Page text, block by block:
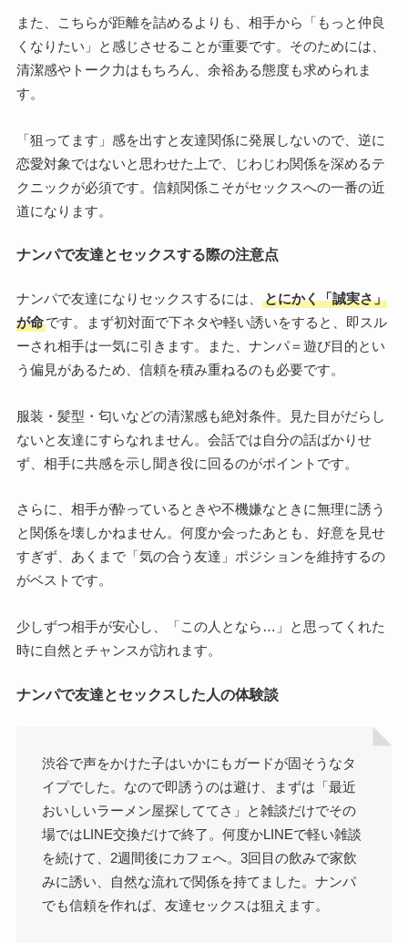
また、こちらが距離を詰めるよりも、相手から「もっと仲良
くなりたい」と感じさせることが重要です。そのためには、
清潔感やトーク力はもちろん、余裕ある態度も求められま
す。
「狙ってます」感を出すと友達関係に発展しないので、逆に
恋愛対象ではないと思わせた上で、じわじわ関係を深めるテ
クニックが必須です。信頼関係こそがセックスへの一番の近
道になります。
ナンパで友達とセックスする際の注意点
ナンパで友達になりセックスするには、
とにかく「誠実さ」
が命です。まず初対面で下ネタや軽い誘いをすると、即スル
ーされ相手は一気に引きます。また、ナンパ＝遊び目的とい
う偏見があるため、信頼を積み重ねるのも必要です。
服装・髪型・匂いなどの清潔感も絶対条件。見た目がだらし
ないと友達にすらなれません。会話では自分の話ばかりせ
ず、相手に共感を示し聞き役に回るのがポイントです。
さらに、相手が酔っているときや不機嫌なときに無理に誘う
と関係を壊しかねません。何度か会ったあとも、好意を見せ
すぎず、あくまで「気の合う友達」ポジションを維持するの
がベストです。
少しずつ相手が安心し、「この人となら…」と思ってくれた
時に自然とチャンスが訪れます。
ナンパで友達とセックスした人の体験談
渋谷で声をかけた子はいかにもガードが固そうなタ
イプでした。なので即誘うのは避け、まずは「最近
おいしいラーメン屋探しててさ」と雑談だけでその
場ではLINE交換だけで終了。何度かLINEで軽い雑談
を続けて、2週間後にカフェへ。3回目の飲みで家飲
みに誘い、自然な流れで関係を持てました。ナンパ
でも信頼を作れば、友達セックスは狙えます。